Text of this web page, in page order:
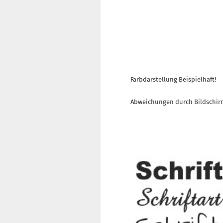
Farbdarstellung Beispielhaft!
Abweichungen durch